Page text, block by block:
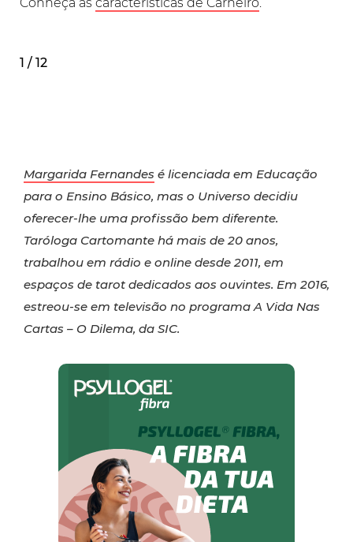
1 / 12
Margarida Fernandes é licenciada em Educação
para o Ensino Básico, mas o Universo decidiu
oferecer-lhe uma profissão bem diferente.
Taróloga Cartomante há mais de 20 anos,
trabalhou em rádio e online desde 2011, em
espaços de tarot dedicados aos ouvintes. Em 2016,
estreou-se em televisão no programa A Vida Nas
Cartas – O Dilema, da SIC.